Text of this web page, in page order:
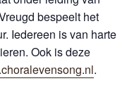
bespeelt het
Iedereen is van harte
Ook is deze
.